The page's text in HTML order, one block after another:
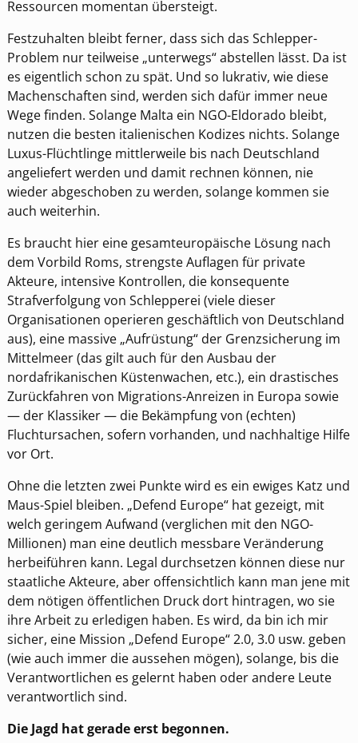
Ressourcen momentan übersteigt.
Festzuhalten bleibt ferner, dass sich das Schlepper-
Problem nur teilweise „unterwegs“ abstellen lässt. Da ist
es eigentlich schon zu spät. Und so lukrativ, wie diese
Machenschaften sind, werden sich dafür immer neue
Wege finden. Solange Malta ein NGO-Eldorado bleibt,
nutzen die besten italienischen Kodizes nichts. Solange
Luxus-Flüchtlinge mittlerweile bis nach Deutschland
angeliefert werden und damit rechnen können, nie
wieder abgeschoben zu werden, solange kommen sie
auch weiterhin.
Es braucht hier eine gesamteuropäische Lösung nach
dem Vorbild Roms, strengste Auflagen für private
Akteure, intensive Kontrollen, die konsequente
Strafverfolgung von Schlepperei (viele dieser
Organisationen operieren geschäftlich von Deutschland
aus), eine massive „Aufrüstung“ der Grenzsicherung im
Mittelmeer (das gilt auch für den Ausbau der
nordafrikanischen Küstenwachen, etc.), ein drastisches
Zurückfahren von Migrations-Anreizen in Europa sowie
— der Klassiker — die Bekämpfung von (echten)
Fluchtursachen, sofern vorhanden, und nachhaltige Hilfe
vor Ort.
Ohne die letzten zwei Punkte wird es ein ewiges Katz und
Maus-Spiel bleiben. „Defend Europe“ hat gezeigt, mit
welch geringem Aufwand (verglichen mit den NGO-
Millionen) man eine deutlich messbare Veränderung
herbeiführen kann. Legal durchsetzen können diese nur
staatliche Akteure, aber offensichtlich kann man jene mit
dem nötigen öffentlichen Druck dort hintragen, wo sie
ihre Arbeit zu erledigen haben. Es wird, da bin ich mir
sicher, eine Mission „Defend Europe“ 2.0, 3.0 usw. geben
(wie auch immer die aussehen mögen), solange, bis die
Verantwortlichen es gelernt haben oder andere Leute
verantwortlich sind.
Die Jagd hat gerade erst begonnen.